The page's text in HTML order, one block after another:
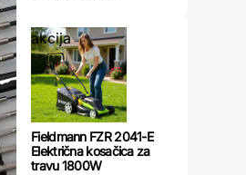
akcija
Fieldmann FZR 2041-E
Električna kosačica za
travu 1800W